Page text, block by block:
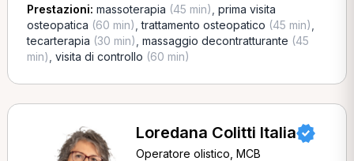
Prestazioni: massoterapia (45 min) prima visita
osteopatica (60 min) ,trattamento osteopatico (45 min)
tecarterapia (30 min) massaggio decontratturante (45
min) visita di controllo (60 min)
Loredana Colitti Italia
Operatore olistico, MCB